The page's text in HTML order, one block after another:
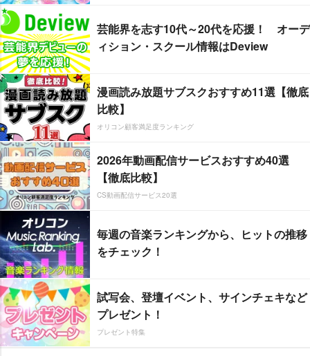
芸能界を志す10代～20代を応援！ オーデ
ィション・スクール情報はDeview
漫画読み放題サブスクおすすめ11選【徹底
比較】
オリコン顧客満足度ランキング
2026年動画配信サービスおすすめ40選
【徹底比較】
CS動画配信サービス20選
毎週の音楽ランキングから、ヒットの推移
をチェック！
試写会、登壇イベント、サインチェキなど
プレゼント！
プレゼント特集